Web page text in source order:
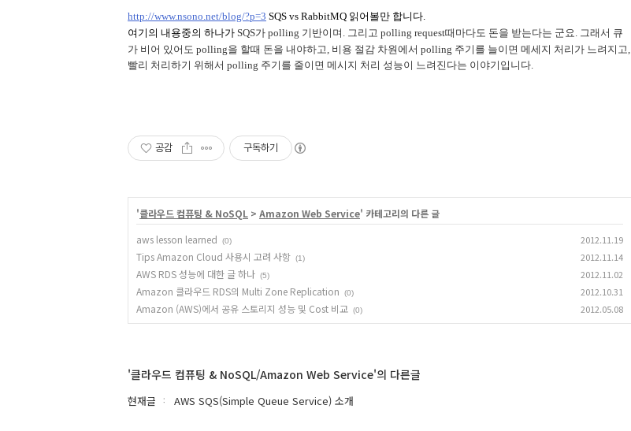
http://www.nsono.net/blog/?p=3 SQS vs RabbitMQ 읽어볼만 합니다.
여기의 내용중의 하나가 SQS가 polling 기반이며 . 그리고 polling request때마다도 돈을 받는다는 군요. 그래서 큐
가 비어 있어도 polling을 할때 돈을 내야하고, 비용 절감 차원에서 polling 주기를 늘이면 메세지 처리가 느려지고,
빨리 처리하기 위해서 polling 주기를 줄이면 메시지 처리 성능이 느려진다는 이야기입니다.
공감 구독하기
'클라우드 컴퓨팅 & NoSQL > Amazon Web Service' 카테고리의 다른 글
aws lesson learned
(0) 2012.11.19
Tips Amazon Cloud 사용시 고려 사항 (1) 2012.11.14
AWS RDS 성능에 대한 글 하나 (5) 2012.11.02
Amazon 클라우드 RDS의 Multi Zone Replication (0) 2012.10.31
Amazon (AWS)에서 공유 스토리지 성능 및 Cost 비교 (0) 2012.05.08
'클라우드 컴퓨팅 & NoSQL/Amazon Web Service'의 다른글
현재글 AWS SQS(Simple Queue Service) 소개